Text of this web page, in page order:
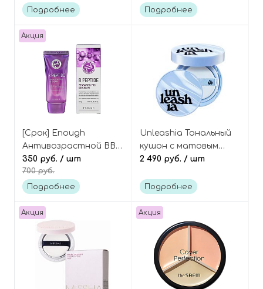
21N Linen, Kill Cover
Original SPF50+/PA+++
Подробнее
Waffle Dough Blusher
Подробнее
Акция
[Срок] Enough
Антивозрастной BB-
крем с комплексом 8
пептидов, PRO 8
Peptide Sensation BB
350 руб. / шт
700 руб.
Подробнее
Unleashia Тональный
кушон с матовым
финишем, оттенок
Blue Cushion SPF40
2 490 руб. / шт
Подробнее
Акция Акция